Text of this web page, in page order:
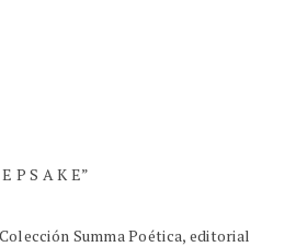
P S A K E”
Summa Poética, editorial